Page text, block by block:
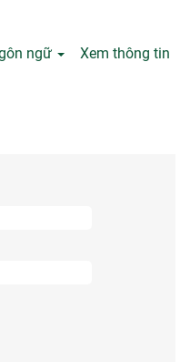
ngữ Xem thông tin